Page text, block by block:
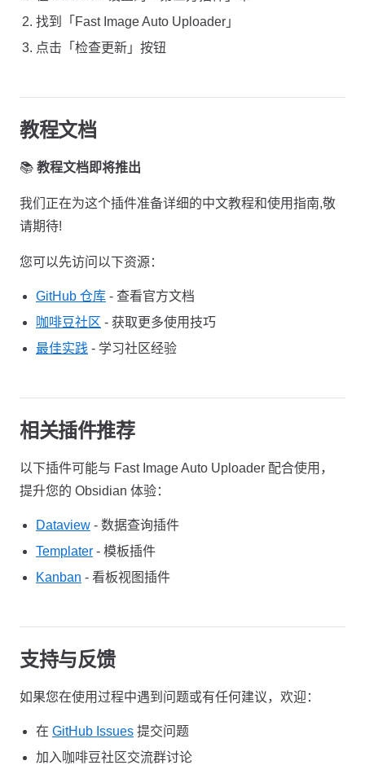
找到「Fast Image Auto Uploader」
点击「检查更新」按钮
教程文档
📚 教程文档即将推出
我们正在为这个插件准备详细的中文教程和使用指南,敬
请期待!
您可以先访问以下资源：
GitHub 仓库 - 查看官方文档
咖啡豆社区 - 获取更多使用技巧
最佳实践 - 学习社区经验
相关插件推荐
以下插件可能与 Fast Image Auto Uploader 配合使用，
提升您的 Obsidian 体验：
Dataview - 数据查询插件
Templater - 模板插件
Kanban - 看板视图插件
支持与反馈
如果您在使用过程中遇到问题或有任何建议，欢迎：
在 GitHub Issues 提交问题
加入咖啡豆社区交流群讨论